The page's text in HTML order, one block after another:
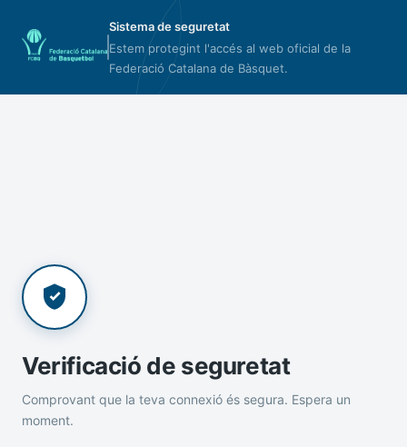
Sistema de seguretat
Estem protegint l'accés al web oficial de la
Federació Catalana de Bàsquet.
Verificació de seguretat
Comprovant que la teva connexió és segura. Espera un
moment.